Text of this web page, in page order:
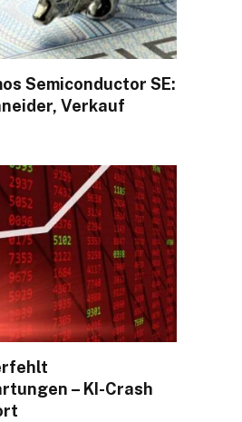
Semiconductor SE:
Verkauf
– KI-Crash